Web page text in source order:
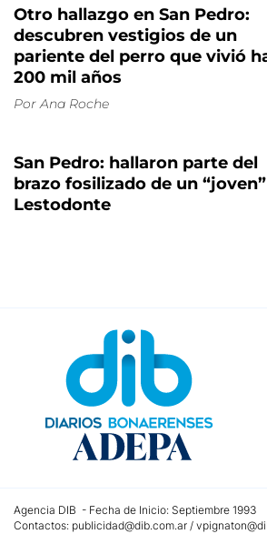
Otro hallazgo en San Pedro:
descubren vestigios de un
pariente del perro que vivió
200 mil años
Por Ana Roche
San Pedro: hallaron parte del
brazo fosilizado de un “joven”
Lestodonte
Agencia DIB - Fecha de Inicio: Septiembre 1993
Contactos: publicidad@dib.com.ar /